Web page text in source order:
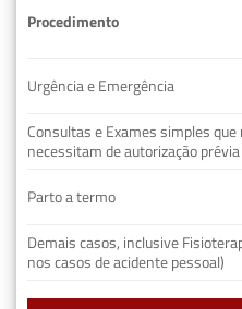
Procedimento
Urgência e Emergência
Consultas e Exames simples que
necessitam de autorização prévia
Parto a termo
Demais casos, inclusive
nos casos de acidente pessoal)